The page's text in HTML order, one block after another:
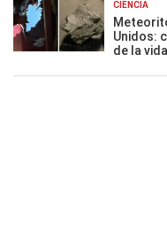
CIENCIA
Unidos:
de la vida